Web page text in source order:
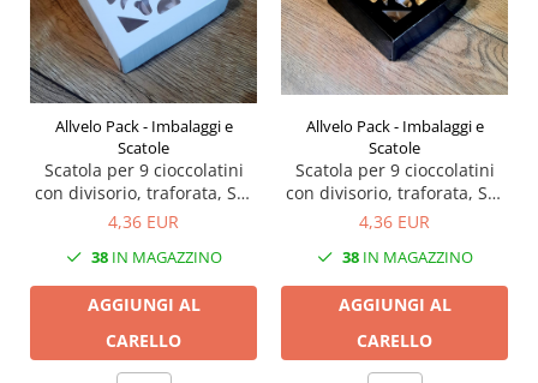
Allvelo Pack - Imbalaggi e
Scatole
Scatola per 9 cioccolatini
con divisorio, traforata, Set
5 Pezzi, Codice P5- Bianco
4,36 EUR
38IN MAGAZZINO
AGGIUNGI AL
CARELLO
Allvelo Pack - Imbalaggi e
Scatole
Scatola per 9 cioccolatini
con divisorio, traforata, Set
5 Pezzi, P5- Nero
4,36 EUR
38IN MAGAZZINO
AGGIUNGI AL
CARELLO